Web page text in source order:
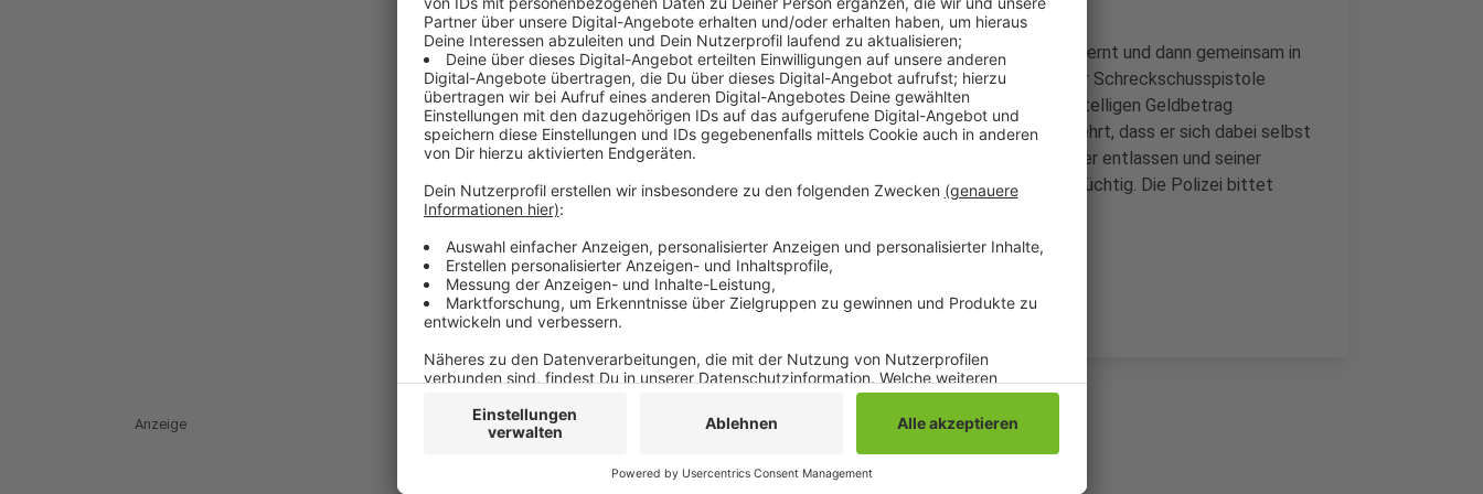
Die Gruppe und der Mann hatten sich erst nachmittags kennengelernt und dann gemeinsam in
dem Park zusammen Bier getrunken. Der Haupttäter soll mit einer Schreckschusspistole
mehrfach in Richtung des Opfers geschossen und ihm einen vierstelligen Geldbetrag
gestohlen haben. Bei seiner Verhaftung habe er sich so sehr gewehrt, dass er sich dabei selbst
leicht verletzt habe, so die Polizei. Dennoch wurde er heute wieder entlassen und seiner
Mutter übergeben. Seine drei unbekannten Mittäter sind weiter flüchtig. Die Polizei bittet
Anzeige
Anzeige